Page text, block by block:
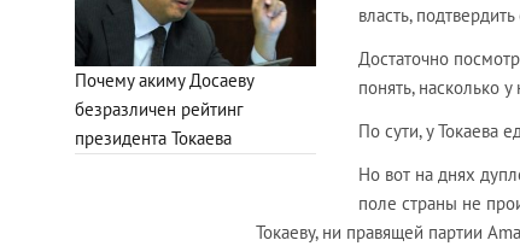
Почему акиму Досаеву
безразличен рейтинг
президента Токаева
власть,
Достаточно
понять, насколько
По сути, у Токаева
Но вот на днях
поле страны не
Токаеву, ни правящей партии